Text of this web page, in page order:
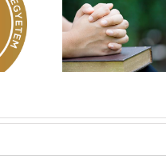
–
149
Egy fa
hangzik.
ki
vasárnapja